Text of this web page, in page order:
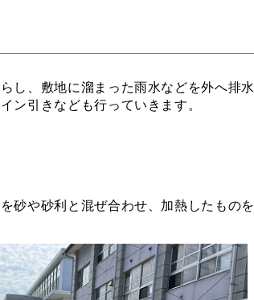
し、敷地に溜まった雨水などを外へ排水
ン引きなども行っていきます。
砂や砂利と混ぜ合わせ、加熱したものを